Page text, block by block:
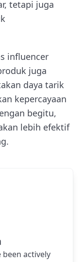
tetapi juga
influencer
juga
daya tarik
kepercayaan
begitu,
lebih efektif
been actively